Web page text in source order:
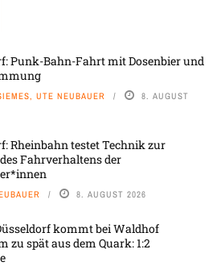
Punk-Bahn-Fahrt mit Dosenbier und
UTE NEUBAUER 8. AUGUST
Rheinbahn testet Technik zur
Fahrverhaltens der
8. AUGUST 2026
kommt bei Waldhof
zu spät aus dem Quark: 1:2